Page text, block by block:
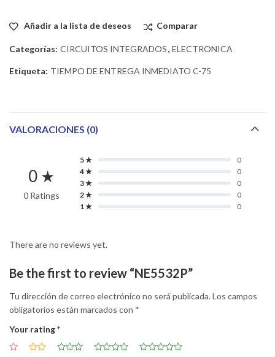
Añadir a la lista de deseos Comparar
Categorías: CIRCUITOS INTEGRADOS, ELECTRONICA
Etiqueta: TIEMPO DE ENTREGA INMEDIATO C-75
VALORACIONES (0)
0 ★
0 Ratings
5 ★
0
4 ★
0
3 ★
0
2 ★
0
1 ★
0
There are no reviews yet.
Be the first to review “NE5532P”
Tu dirección de correo electrónico no será publicada.Los campos
obligatorios están marcados con *
Your rating*